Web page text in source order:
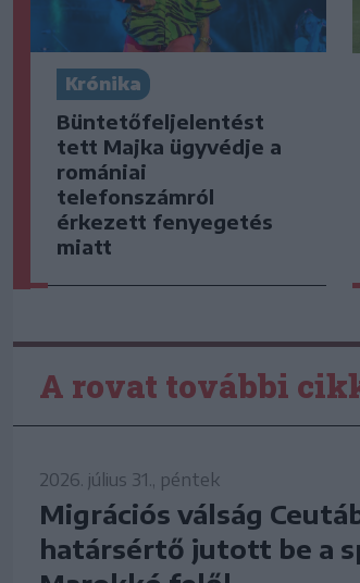
Krónika
Büntetőfeljelentést
tett Majka ügyvédje a
romániai
telefonszámról
érkezett fenyegetés
miatt
A rovat további
2026. július 31., péntek
Migrációs válság
határsértő jutott be a